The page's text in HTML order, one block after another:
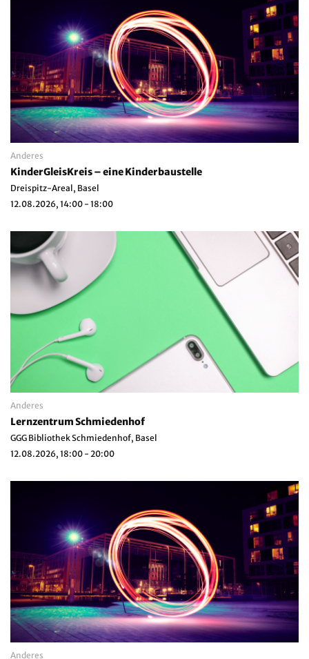
Anderes
KinderGleisKreis – eine Kinderbaustelle
Dreispitz-Areal, Basel
12.08.2026, 14:00 - 18:00
Anderes
Lernzentrum Schmiedenhof
GGG Bibliothek Schmiedenhof, Basel
12.08.2026, 18:00 - 20:00
Anderes